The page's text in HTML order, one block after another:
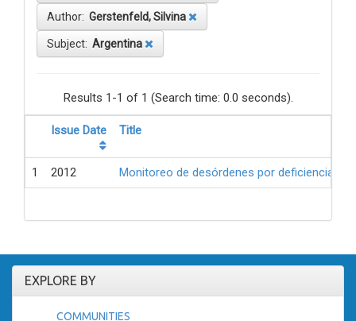
Author: Gerstenfeld, Silvina
Subject: Argentina
Results 1-1 of 1 (Search time: 0.0 seconds).
Issue Date Title
1 2012 Monitoreo de desórdenes por deficiencia
EXPLORE BY
COMMUNITIES